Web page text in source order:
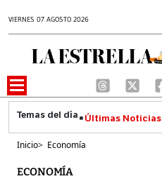
VIERNES 07 AGOSTO 2026
Últimas Noticias
Inicio> Economía
ECONOMÍA